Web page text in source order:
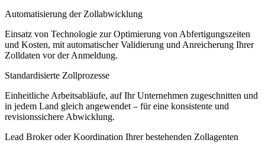
Automatisierung der Zollabwicklung
Einsatz von Technologie zur Optimierung von Abfertigungszeiten
und Kosten, mit automatischer Validierung und Anreicherung Ihrer
Zolldaten vor der Anmeldung.
Standardisierte Zollprozesse
Einheitliche Arbeitsabläufe, auf Ihr Unternehmen zugeschnitten und
in jedem Land gleich angewendet – für eine konsistente und
revisionssichere Abwicklung.
Lead Broker oder Koordination Ihrer bestehenden Zollagenten